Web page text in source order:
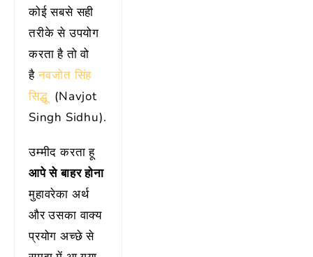
कोई सबसे सही
तरीके से उपयोग
करता है तो वो
है नवजोत सिंह
सिद्धू (Navjot
Singh Sidhu).
उम्मीद करता हू
आपे से बाहर होना
मुहावरेका अर्थ
और उसका वाक्य
प्रयोग अच्छे से